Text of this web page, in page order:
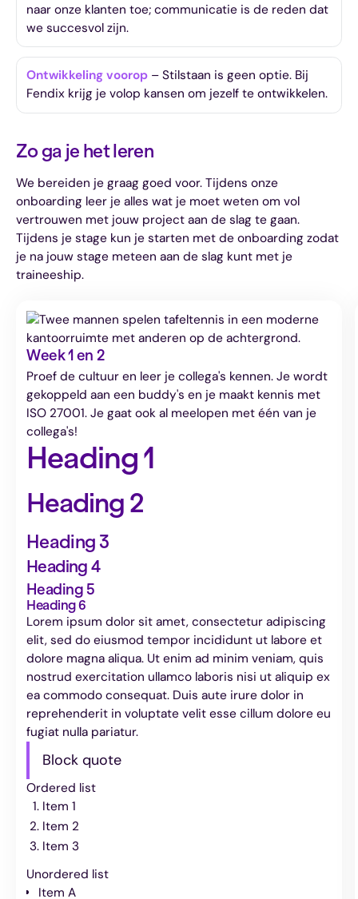
naar onze klanten toe; communicatie is de reden dat
we succesvol zijn.
Ontwikkeling voorop – Stilstaan is geen optie. Bij
Fendix krijg je volop kansen om jezelf te ontwikkelen.
Zo ga je het leren
We bereiden je graag goed voor. Tijdens onze
onboarding leer je alles wat je moet weten om vol
vertrouwen met jouw project aan de slag te gaan.
Tijdens je stage kun je starten met de onboarding zodat
je na jouw stage meteen aan de slag kunt met je
traineeship.
Week 1 en 2
Proef de cultuur en leer je collega's kennen. Je wordt
gekoppeld aan een buddy's en je maakt kennis met
ISO 27001. Je gaat ook al meelopen met één van je
collega's!
Heading 1
Heading 2
Heading 3
Heading 4
Heading 5
Heading 6
Lorem ipsum dolor sit amet, consectetur adipiscing
elit, sed do eiusmod tempor incididunt ut labore et
dolore magna aliqua. Ut enim ad minim veniam, quis
nostrud exercitation ullamco laboris nisi ut aliquip ex
ea commodo consequat. Duis aute irure dolor in
reprehenderit in voluptate velit esse cillum dolore eu
fugiat nulla pariatur.
Block quote
Ordered list
Item 1
Item 2
Item 3
Unordered list
Item A